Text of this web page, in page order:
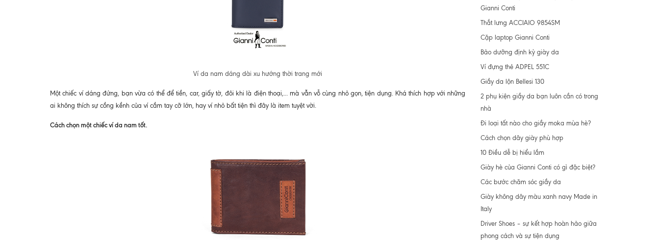
Ví da nam dáng dài xu hướng thời trang mới
Một chiếc ví dáng đứng, bạn vừa có thể để tiền, car, giấy tờ, đôi khi là điện thoại,... mà vẫn vỗ cùng nhỏ gọn, tiện dụng. Khá thích hợp với những
ai không thích sự cồng kềnh của ví cầm tay cỡ lớn, hay ví nhỏ bất tiện thì đây là item tuyệt vời.
Cách chọn một chiếc ví da nam tốt.
Gianni Conti
Thắt lưng ACCIAIO 9854SM
Cặp laptop Gianni Conti
Bảo dưỡng định kỳ giày da
Ví đựng thẻ ADPEL 551C
Giầy da lộn Bellesi 130
2 phụ kiện giầy da bạn luôn cần có trong
nhà
Đi loại tất nào cho giầy moka mùa hè?
Cách chọn dây giày phù hợp
10 Điều dễ bị hiểu lầm
Giày hè của Gianni Conti có gì đặc biệt?
Các bước chăm sóc giầy da
Giày không dây màu xanh navy Made in
Italy
Driver Shoes – sự kết hợp hoàn hảo giữa
phong cách và sự tiện dụng